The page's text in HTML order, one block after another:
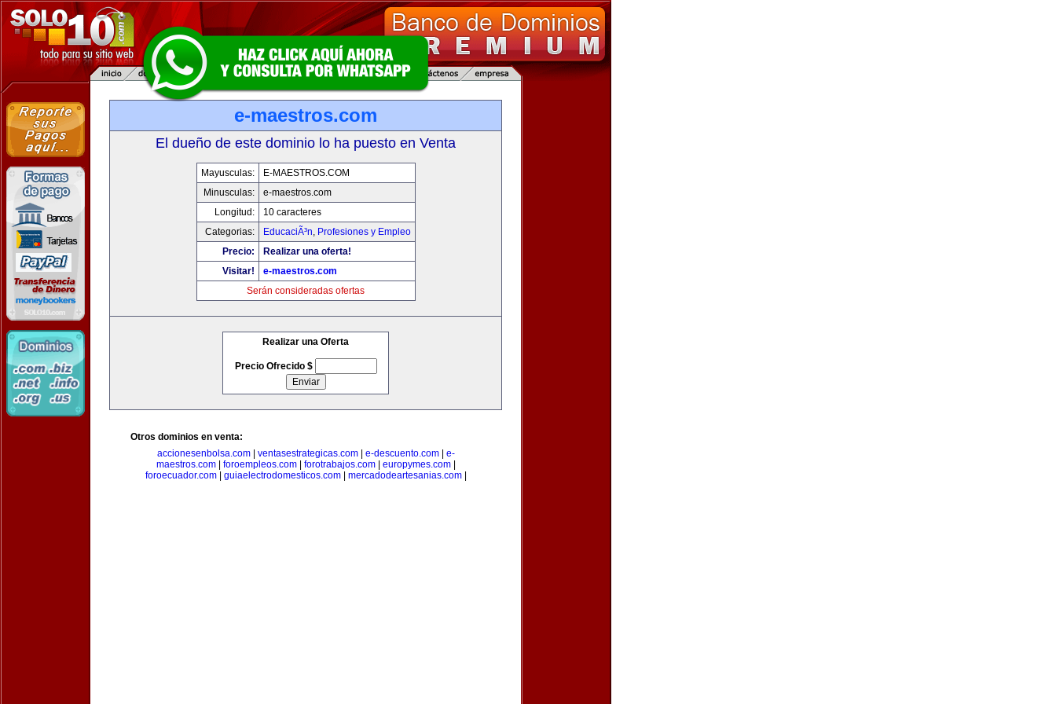
e-maestros.com
El dueño de este dominio lo ha puesto en Venta
Mayusculas:
E-MAESTROS.COM
Minusculas:
e-maestros.com
Longitud:
10 caracteres
Categorias:
EducaciÃ³n, Profesiones y Empleo
Precio:
Realizar una oferta!
Visitar!
e-maestros.com
Serán consideradas ofertas
Realizar una Oferta
Precio Ofrecido $
Otros dominios en venta:
accionesenbolsa.com| ventasestrategicas.com| e-descuento.com| e-
maestros.com| foroempleos.com| forotrabajos.com| europymes.com|
foroecuador.com| guiaelectrodomesticos.com| mercadodeartesanias.com|